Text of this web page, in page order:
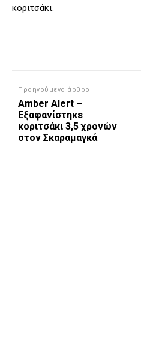
κοριτσάκι.
Προηγούμενο άρθρο
Amber Alert –
Εξαφανίστηκε
κοριτσάκι 3,5 χρονών
στον Σκαραμαγκά